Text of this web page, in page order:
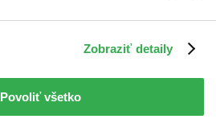
Zobraziť detaily
Povoliť všetko